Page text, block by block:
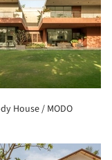
House / MODO